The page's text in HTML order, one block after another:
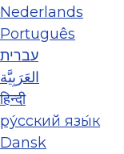
Nederlands
Português
עברית
العَرَبِيَّة
हिन्दी
ру́сский язы́к
Dansk